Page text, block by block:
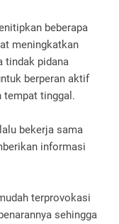
beberapa
meningkatkan
tindak pidana
berperan aktif
tempat tinggal.
bekerja sama
informasi
terprovokasi
sehingga